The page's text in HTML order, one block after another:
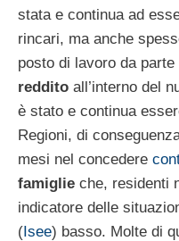
stata e continua ad
rincari, ma anche
posto di lavoro da parte
reddito all’interno del
è stato e continua
Regioni, di
mesi nel concedere
famiglie che, residenti
indicatore delle
(Isee) basso. Molte di